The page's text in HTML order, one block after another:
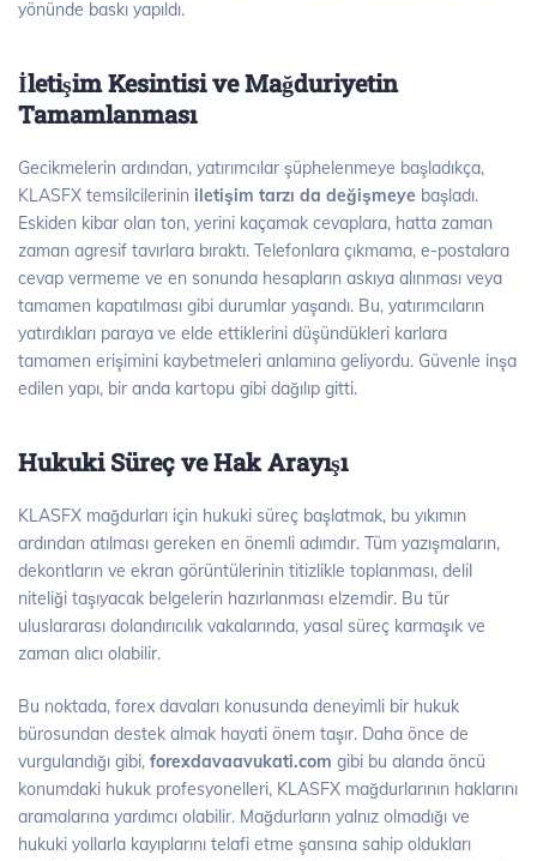
yönünde baskı yapıldı.
İletişim Kesintisi ve Mağduriyetin
Tamamlanması
Gecikmelerin ardından, yatırımcılar şüphelenmeye başladıkça,
KLASFX temsilcilerinin iletişim tarzı da değişmeye başladı.
Eskiden kibar olan ton, yerini kaçamak cevaplara, hatta zaman
zaman agresif tavırlara bıraktı. Telefonlara çıkmama, e-postalara
cevap vermeme ve en sonunda hesapların askıya alınması veya
tamamen kapatılması gibi durumlar yaşandı. Bu, yatırımcıların
yatırdıkları paraya ve elde ettiklerini düşündükleri karlara
tamamen erişimini kaybetmeleri anlamına geliyordu. Güvenle inşa
edilen yapı, bir anda kartopu gibi dağılıp gitti.
Hukuki Süreç ve Hak Arayışı
KLASFX mağdurları için hukuki süreç başlatmak, bu yıkımın
ardından atılması gereken en önemli adımdır. Tüm yazışmaların,
dekontların ve ekran görüntülerinin titizlikle toplanması, delil
niteliği taşıyacak belgelerin hazırlanması elzemdir. Bu tür
uluslararası dolandırıcılık vakalarında, yasal süreç karmaşık ve
zaman alıcı olabilir.
Bu noktada, forex davaları konusunda deneyimli bir hukuk
bürosundan destek almak hayati önem taşır. Daha önce de
vurgulandığı gibi, forexdavaavukati.com gibi bu alanda öncü
konumdaki hukuk profesyonelleri, KLASFX mağdurlarının haklarını
aramalarına yardımcı olabilir. Mağdurların yalnız olmadığı ve
hukuki yollarla kayıplarını telafi etme şansına sahip oldukları